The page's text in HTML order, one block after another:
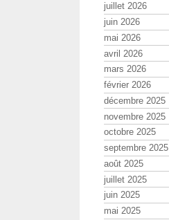
juillet 2026
juin 2026
mai 2026
avril 2026
mars 2026
février 2026
décembre 2025
novembre 2025
octobre 2025
septembre 2025
août 2025
juillet 2025
juin 2025
mai 2025